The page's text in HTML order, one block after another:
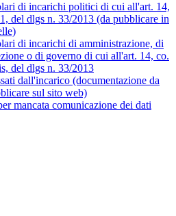
di incarichi politici di cui all'art. 14,
del dlgs n. 33/2013 (da pubblicare in
di incarichi di amministrazione, di
o di governo di cui all'art. 14, co.
del dlgs n. 33/2013
dall'incarico (documentazione da
sul sito web)
mancata comunicazione dei dati